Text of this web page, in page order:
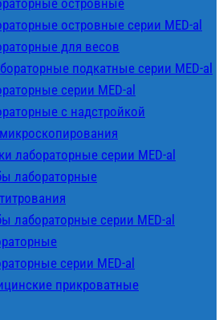
островные серии MED-al
для весов
подкатные серии MED-al
серии MED-al
с надстройкой
лабораторные серии MED-al
лабораторные
лабораторные серии MED-al
серии MED-al
прикроватные